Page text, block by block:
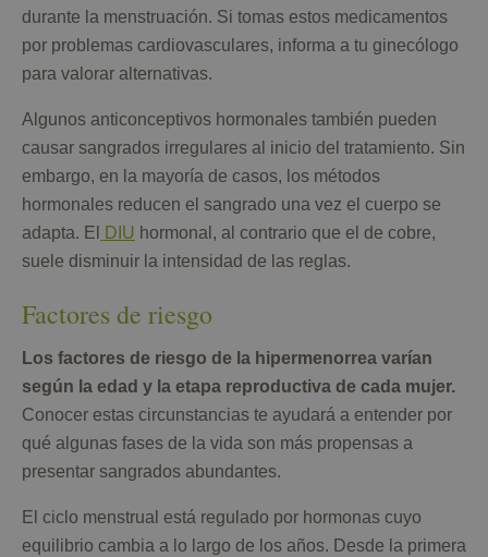
durante la menstruación. Si tomas estos medicamentos
por problemas cardiovasculares, informa a tu ginecólogo
para valorar alternativas.
Algunos anticonceptivos hormonales también pueden
causar sangrados irregulares al inicio del tratamiento. Sin
embargo, en la mayoría de casos, los métodos
hormonales reducen el sangrado una vez el cuerpo se
adapta. El
DIU hormonal, al contrario que el de cobre,
suele disminuir la intensidad de las reglas.
Factores de riesgo
Los factores de riesgo de la hipermenorrea varían
según la edad y la etapa reproductiva de cada mujer.
Conocer estas circunstancias te ayudará a entender por
qué algunas fases de la vida son más propensas a
presentar sangrados abundantes.
El ciclo menstrual está regulado por hormonas cuyo
equilibrio cambia a lo largo de los años. Desde la primera